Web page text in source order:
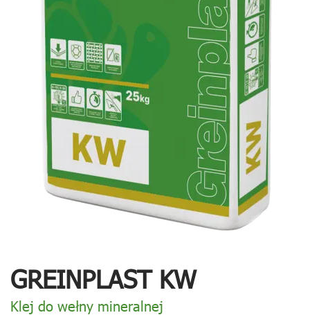
GREINPLAST KW
Klej do wełny mineralnej